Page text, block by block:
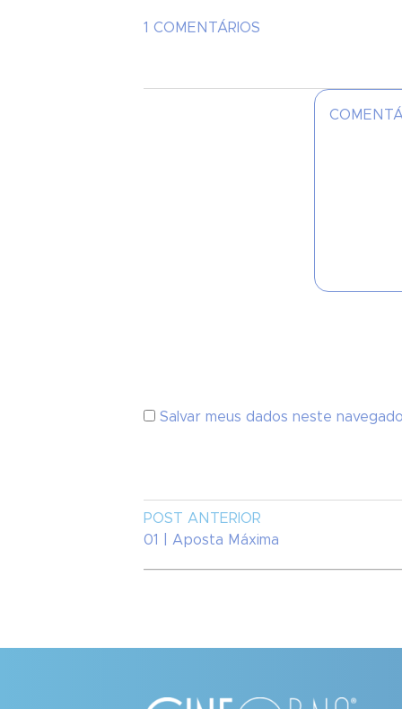
1 COMENTÁRIOS
Salvar meus dados neste
POST ANTERIOR
01 | Aposta Máxima